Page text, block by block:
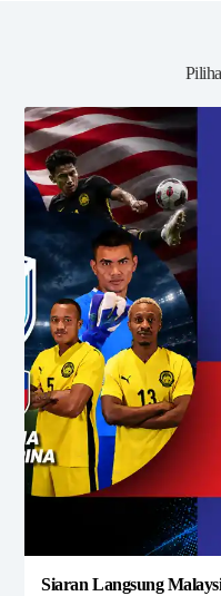
Siaran Langsung